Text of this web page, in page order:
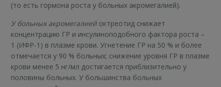
(то есть гормона роста у больных акромегалией).
У больных акромегалиейоктреотид снижает
концентрацию ГР и инсулиноподобного фактора роста –
1 (ИФР-1) в плазме крови. Угнетение ГР на 50 % и более
отмечается у 90 % больных; снижение уровня ГР в плазме
крови менее 5 нг/мл достигается приблизительно у
половины больных. У большинства больных